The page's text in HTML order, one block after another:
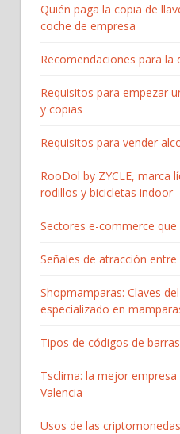
Quién paga la copia de
coche de empresa
Recomendaciones para la
Requisitos para empezar
y copias
Requisitos para vender
RooDol by ZYCLE, marca
rodillos y bicicletas indoor
Sectores e-commerce
Señales de atracción
Shopmamparas: Claves
especializado en
Tipos de códigos de
Tsclima: la mejor
Valencia
Usos de las criptomonedas